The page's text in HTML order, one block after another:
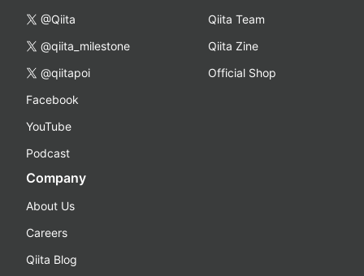
@Qiita
@qiita_milestone
@qiitapoi
Facebook
YouTube
Podcast
Qiita Team
Qiita Zine
Official Shop
Company
About Us
Careers
Qiita Blog